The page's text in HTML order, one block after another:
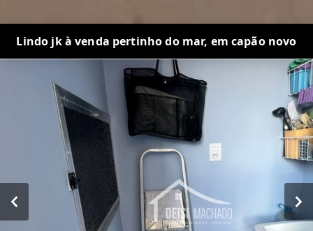
Lindo jk à venda pertinho do mar, em capão novo